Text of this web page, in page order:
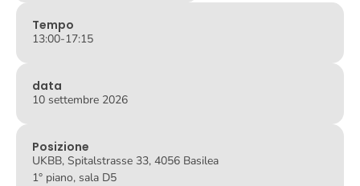
Tempo
13:00-17:15
data
10 settembre 2026
Posizione
UKBB, Spitalstrasse 33, 4056 Basilea
1° piano, sala D5